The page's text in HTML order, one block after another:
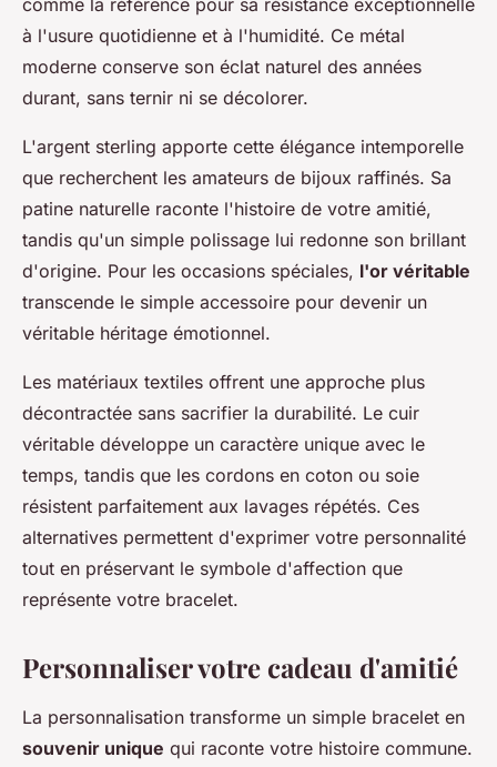
comme la référence pour sa résistance exceptionnelle
à l'usure quotidienne et à l'humidité. Ce métal
moderne conserve son éclat naturel des années
durant, sans ternir ni se décolorer.
L'argent sterling apporte cette élégance intemporelle
que recherchent les amateurs de bijoux raffinés. Sa
patine naturelle raconte l'histoire de votre amitié,
tandis qu'un simple polissage lui redonne son brillant
d'origine. Pour les occasions spéciales, l'or véritable
transcende le simple accessoire pour devenir un
véritable héritage émotionnel.
Les matériaux textiles offrent une approche plus
décontractée sans sacrifier la durabilité. Le cuir
véritable développe un caractère unique avec le
temps, tandis que les cordons en coton ou soie
résistent parfaitement aux lavages répétés. Ces
alternatives permettent d'exprimer votre personnalité
tout en préservant le symbole d'affection que
représente votre bracelet.
Personnaliser votre cadeau d'amitié
La personnalisation transforme un simple bracelet en
souvenir unique qui raconte votre histoire commune.